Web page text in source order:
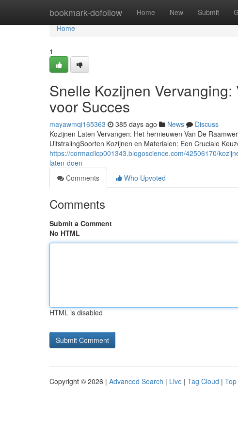
bookmark-dofollow Home New Submit
Home
Home
1
Snelle Kozijnen
voor Succes
mayawmqi165363 385 days ago News
Discuss
Kozijnen Laten Vervangen: Het hernieuwen Van De
UitstralingSoorten Kozijnen en Materialen: Een Cruciale
https://cormaciicp001343.blogoscience.com/42506170/
laten-doen
Comments
Who Upvoted
Comments
Submit a Comment
No HTML
HTML is disabled
Copyright © 2026 | Advanced Search | Live | Tag Cloud |